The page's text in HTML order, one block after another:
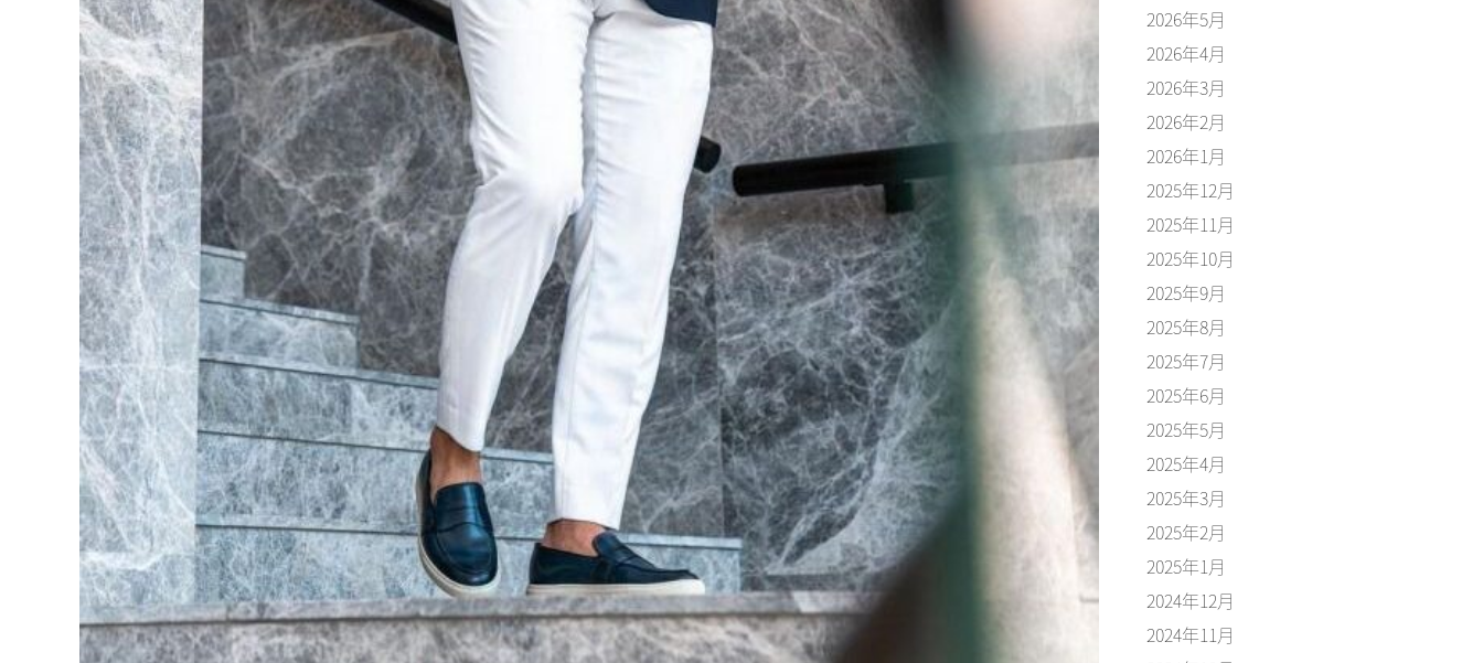
2026年5月
2026年4月
2026年3月
2026年2月
2026年1月
2025年12月
2025年11月
2025年10月
2025年9月
2025年8月
2025年7月
2025年6月
2025年5月
2025年4月
2025年3月
2025年2月
2025年1月
2024年12月
2024年11月